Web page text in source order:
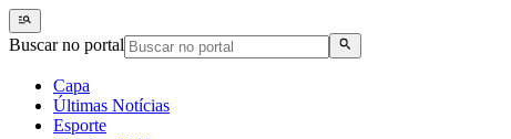
Buscar no portal
Capa
Últimas Notícias
Esporte